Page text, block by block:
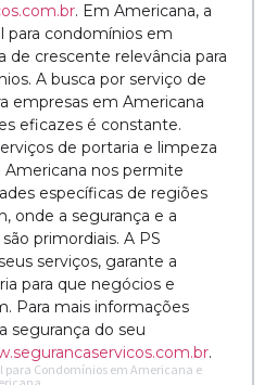
. Em Americana, a
para condomínios em
de crescente relevância para
A busca por serviço de
empresas em Americana
eficazes é constante.
de portaria e limpeza
nos permite
específicas de regiões
onde a segurança e a
primordiais. A PS
serviços, garante a
para que negócios e
Para mais informações
segurança do seu
.
Condomínios em Americana e